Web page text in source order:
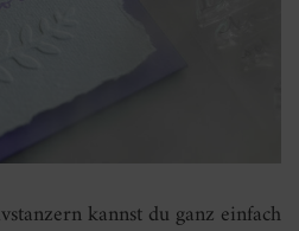
kannst du ganz einfach